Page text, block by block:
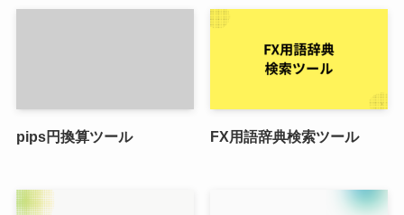
pips円換算ツール FX用語辞典検索ツール